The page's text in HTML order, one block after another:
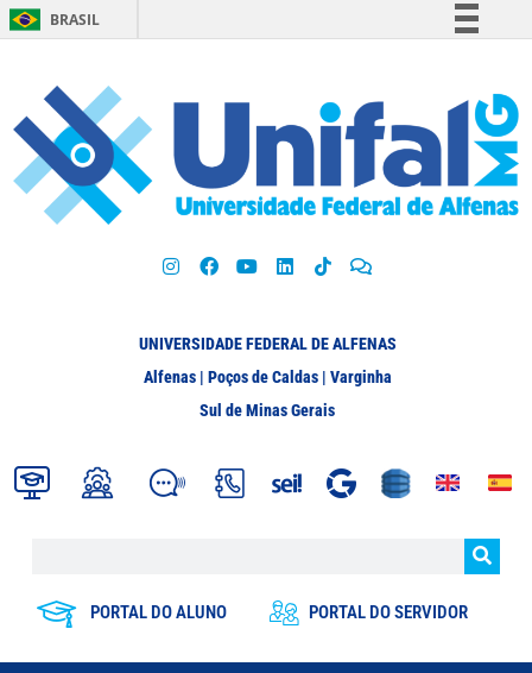
BRASIL
Participe
Acesso à informação
Legislação
UNIVERSIDADE FEDERAL DE ALFENAS
Alfenas | Poços de Caldas | Varginha
Sul de Minas Gerais
PORTAL DO ALUNO PORTAL DO SERVIDOR